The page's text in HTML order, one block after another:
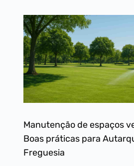
Manutenção de espaços
Boas práticas para
Freguesia